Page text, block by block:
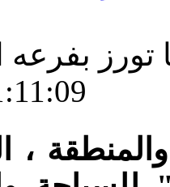
تورز
،